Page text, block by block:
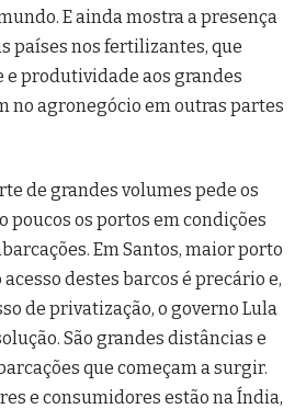
E ainda mostra a presença
países nos fertilizantes, que
produtividade aos grandes
no agronegócio em outras partes
de grandes volumes pede os
poucos os portos em condições
Em Santos, maior porto
destes barcos é precário e,
de privatização, o governo Lula
São grandes distâncias e
que começam a surgir.
e consumidores estão na Índia,